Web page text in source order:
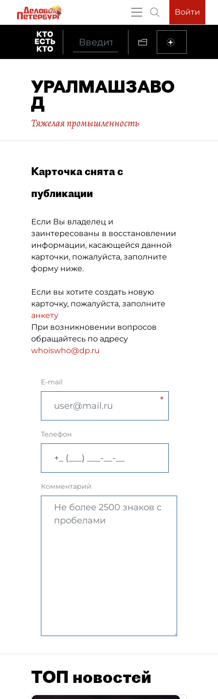
Войти
УРАЛМАШЗАВО
Д
Тяжелая промышленность
Карточка снята с
публикации
Если Вы владелец и
заинтересованы в восстановлении
информации, касающейся данной
карточки, пожалуйста, заполните
форму ниже.
Если вы хотите создать новую
карточку, пожалуйста, заполните
анкету
При возникновении вопросов
обращайтесь по адресу
whoiswho@dp.ru
E-mail
Телефон
Комментарий
ТОП новостей